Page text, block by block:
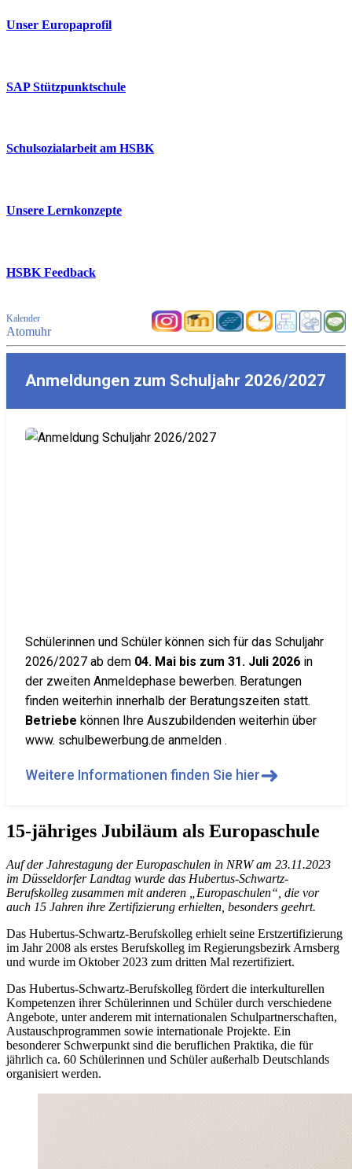
Unser Europaprofil
SAP Stützpunktschule
Schulsozialarbeit am HSBK
Unsere Lernkonzepte
HSBK Feedback
Kalender
Atomuhr
Anmeldungen zum Schuljahr 2026/2027
Schülerinnen und Schüler können sich für das Schuljahr
2026/2027 ab dem 04. Mai bis zum 31. Juli 2026 in
der zweiten Anmeldephase bewerben. Beratungen
finden weiterhin innerhalb der Beratungszeiten statt.
Betriebe können Ihre Auszubildenden weiterhin über
www. schulbewerbung.de anmelden .
Weitere Informationen finden Sie hier➜
15-jähriges Jubiläum als Europaschule
Auf der Jahrestagung der Europaschulen in NRW am 23.11.2023
im Düsseldorfer Landtag wurde das Hubertus-Schwartz-
Berufskolleg zusammen mit anderen „Europaschulen“, die vor
auch 15 Jahren ihre Zertifizierung erhielten, besonders geehrt.
Das Hubertus-Schwartz-Berufskolleg erhielt seine Erstzertifizierung
im Jahr 2008 als erstes Berufskolleg im Regierungsbezirk Arnsberg
und wurde im Oktober 2023 zum dritten Mal rezertifiziert.
Das Hubertus-Schwartz-Berufskolleg fördert die interkulturellen
Kompetenzen ihrer Schülerinnen und Schüler durch verschiedene
Angebote, unter anderem mit internationalen Schulpartnerschaften,
Austauschprogrammen sowie internationale Projekte. Ein
besonderer Schwerpunkt sind die beruflichen Praktika, die für
jährlich ca. 60 Schülerinnen und Schüler außerhalb Deutschlands
organisiert werden.